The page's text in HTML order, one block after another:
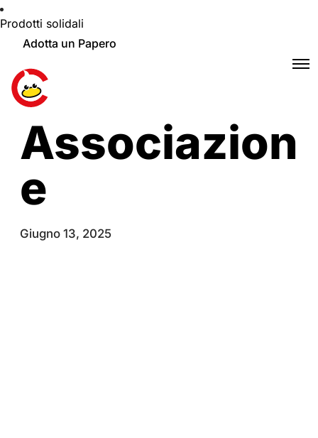
Prodotti solidali
Adotta un Papero
Associazion
e
Giugno 13, 2025